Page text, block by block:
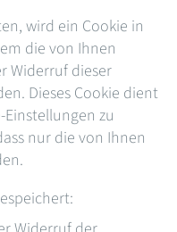
wird ein Cookie in
die von Ihnen
Widerruf dieser
Dieses Cookie dient
zu
nur die von Ihnen